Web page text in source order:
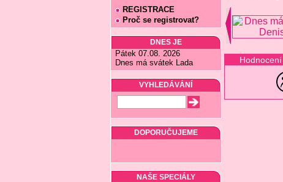
REGISTRACE
Proč se registrovat?
DNES JE
Pátek 07.08. 2026
Dnes má svátek Lada
VYHLEDÁVÁNÍ
DOPORUČUJEME
NAŠE SPECIÁLY
Hodnocení